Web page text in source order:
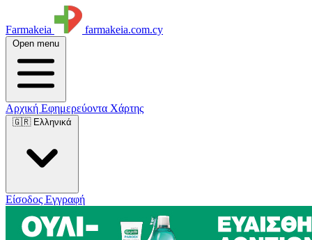
Farmakeia farmakeia.com.cy
Open menu
Αρχική Εφημερεύοντα Χάρτης
🇬🇷 Ελληνικά
Είσοδος Εγγραφή